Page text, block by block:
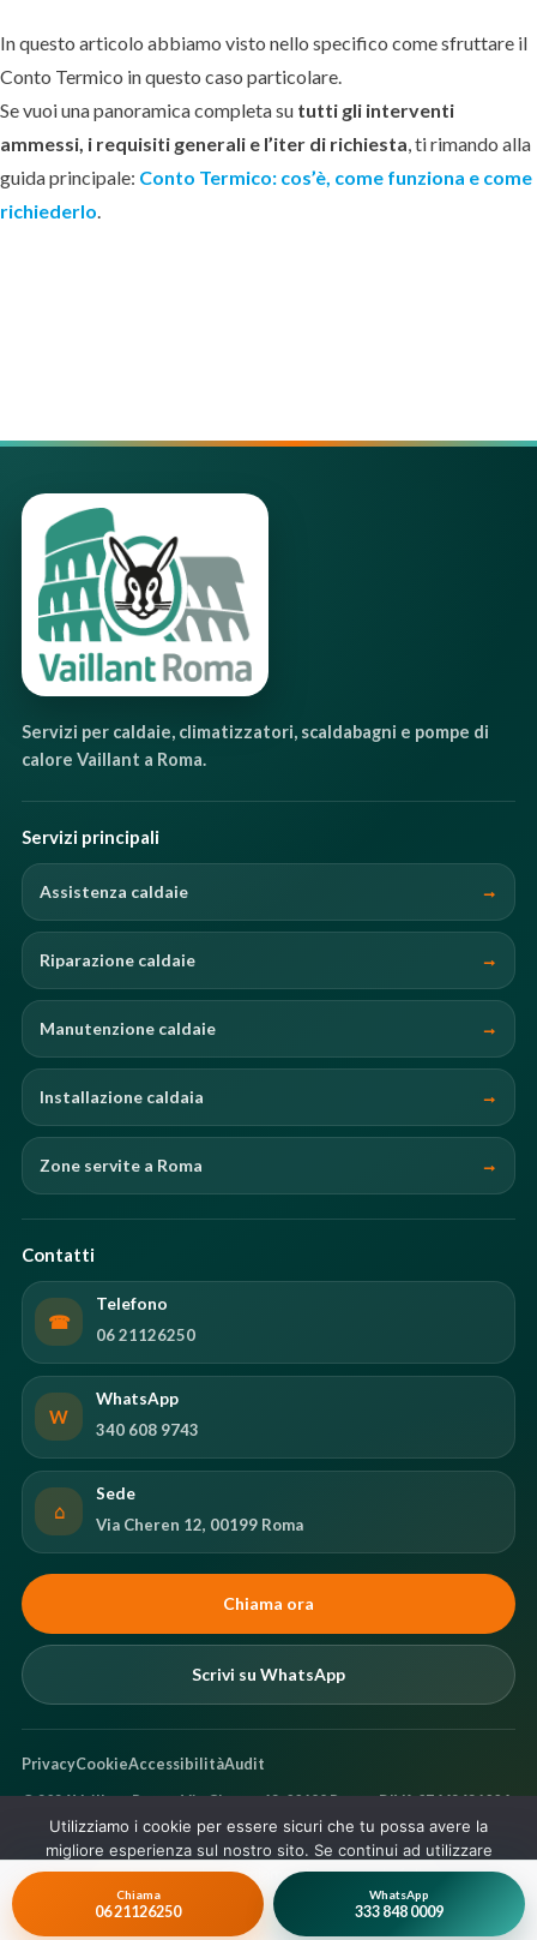
Chiama
06 21126250
WhatsApp
333 848 0009
In questo articolo abbiamo visto nello specifico come sfruttare il
Conto Termico in questo caso particolare.
Se vuoi una panoramica completa su tutti gli interventi
ammessi, i requisiti generali e l’iter di richiesta, ti rimando alla
guida principale: Conto Termico: cos’è, come funziona e come
richiederlo.
Servizi per caldaie, climatizzatori, scaldabagni e pompe di
calore Vaillant a Roma.
Servizi principali
Assistenza caldaie
Riparazione caldaie
Manutenzione caldaie
Installazione caldaia
Zone servite a Roma
Contatti
☎
Telefono
06 21126250
W
WhatsApp
340 608 9743
⌂
Sede
Via Cheren 12, 00199 Roma
Chiama ora
Scrivi su WhatsApp
PrivacyCookieAccessibilitàAudit
©2026Vaillant Roma · Via Cheren 12, 00199 Roma · P.IVA 07442621004
Utilizziamo i cookie per essere sicuri che tu possa avere la
migliore esperienza sul nostro sito. Se continui ad utilizzare
questo sito noi assumiamo che tu ne sia felice.
Ok